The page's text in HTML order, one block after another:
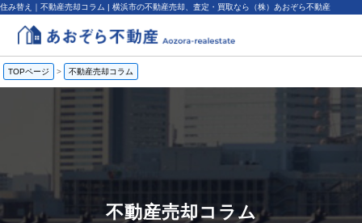
住み替え｜不動産売却コラム | 横浜市の不動産売却、査定・買取なら（株）あおぞら不動産
TOPページ > 不動産売却コラム
不動産売却コラム